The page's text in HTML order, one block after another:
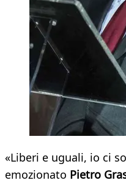
«Liberi e uguali, io ci
emozionato Pietro